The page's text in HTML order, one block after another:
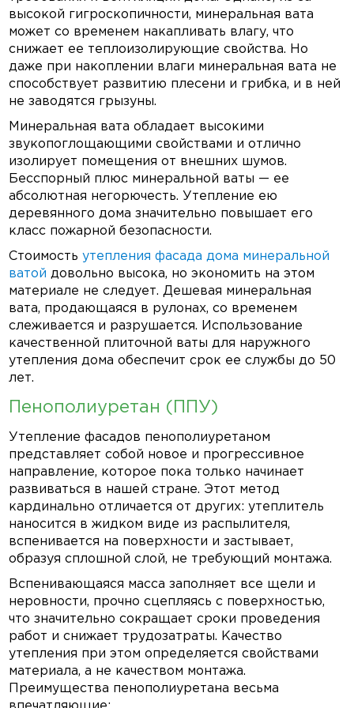
высокой гигроскопичности, минеральная вата
может со временем накапливать влагу, что
снижает ее теплоизолирующие свойства. Но
даже при накоплении влаги минеральная вата не
способствует развитию плесени и грибка, и в ней
не заводятся грызуны.
Минеральная вата обладает высокими
звукопоглощающими свойствами и отлично
изолирует помещения от внешних шумов.
Бесспорный плюс минеральной ваты — ее
абсолютная негорючесть. Утепление ею
деревянного дома значительно повышает его
класс пожарной безопасности.
Стоимость утепления фасада дома минеральной
ватой довольно высока, но экономить на этом
материале не следует. Дешевая минеральная
вата, продающаяся в рулонах, со временем
слеживается и разрушается. Использование
качественной плиточной ваты для наружного
утепления дома обеспечит срок ее службы до 50
лет.
Пенополиуретан (ППУ)
Утепление фасадов пенополиуретаном
представляет собой новое и прогрессивное
направление, которое пока только начинает
развиваться в нашей стране. Этот метод
кардинально отличается от других: утеплитель
наносится в жидком виде из распылителя,
вспенивается на поверхности и застывает,
образуя сплошной слой, не требующий монтажа.
Вспенивающаяся масса заполняет все щели и
неровности, прочно сцепляясь с поверхностью,
что значительно сокращает сроки проведения
работ и снижает трудозатраты. Качество
утепления при этом определяется свойствами
материала, а не качеством монтажа.
Преимущества пенополиуретана весьма